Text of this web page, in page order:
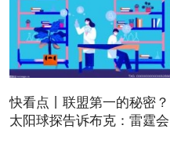
快看点丨联盟第一的秘密？
太阳球探告诉布克：雷霆会